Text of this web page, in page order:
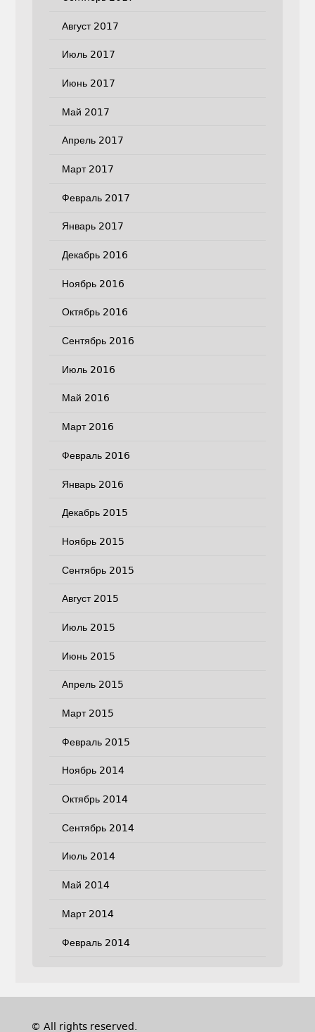
Август 2017
Июль 2017
Июнь 2017
Май 2017
Апрель 2017
Март 2017
Февраль 2017
Январь 2017
Декабрь 2016
Ноябрь 2016
Октябрь 2016
Сентябрь 2016
Июль 2016
Май 2016
Март 2016
Февраль 2016
Январь 2016
Декабрь 2015
Ноябрь 2015
Сентябрь 2015
Август 2015
Июль 2015
Июнь 2015
Апрель 2015
Март 2015
Февраль 2015
Ноябрь 2014
Октябрь 2014
Сентябрь 2014
Июль 2014
Май 2014
Март 2014
Февраль 2014
© All rights reserved.